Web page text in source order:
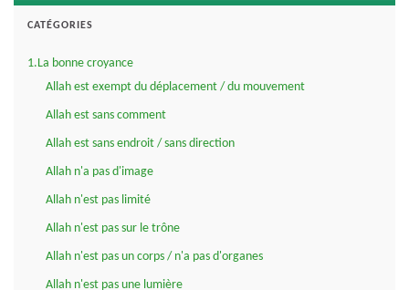
CATÉGORIES
1.La bonne croyance
Allah est exempt du déplacement / du mouvement
Allah est sans comment
Allah est sans endroit / sans direction
Allah n'a pas d'image
Allah n'est pas limité
Allah n'est pas sur le trône
Allah n'est pas un corps / n'a pas d'organes
Allah n'est pas une lumière